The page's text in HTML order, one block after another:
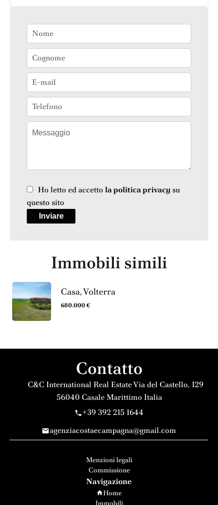
Ho letto ed accetto la politica privacysu
questo sito
Inviare
Immobili simili
Casa, Volterra
680.000 €
Contatto
C&C International Real EstateVia del Castello, 129
56040 Casale Marittimo Italia
+39 392 215 1644
agenziacostaecampagna@gmail.com
Menzioni legali
Commissione
Navigazione
Home
Immobili